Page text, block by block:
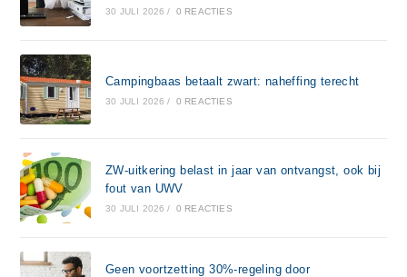
30 JULI 2026 / 0 REACTIES
Campingbaas betaalt zwart: naheffing terecht
30 JULI 2026 / 0 REACTIES
ZW-uitkering belast in jaar van ontvangst, ook bij
fout van UWV
30 JULI 2026 / 0 REACTIES
Geen voortzetting 30%-regeling door